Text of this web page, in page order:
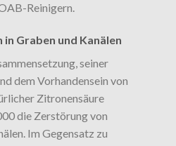
Reinigern.
Graben und Kanälen
seiner
dem Vorhandensein von
Zitronensäure
die Zerstörung von
Im Gegensatz zu